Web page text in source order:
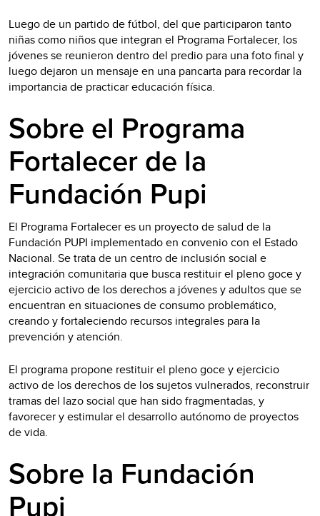
Luego de un partido de fútbol, del que participaron tanto
niñas como niños que integran el Programa Fortalecer, los
jóvenes se reunieron dentro del predio para una foto final y
luego dejaron un mensaje en una pancarta para recordar la
importancia de practicar educación física.
Sobre el Programa
Fortalecer de la
Fundación Pupi
El Programa Fortalecer es un proyecto de salud de la
Fundación PUPI implementado en convenio con el Estado
Nacional. Se trata de un centro de inclusión social e
integración comunitaria que busca restituir el pleno goce y
ejercicio activo de los derechos a jóvenes y adultos que se
encuentran en situaciones de consumo problemático,
creando y fortaleciendo recursos integrales para la
prevención y atención.
El programa propone restituir el pleno goce y ejercicio
activo de los derechos de los sujetos vulnerados, reconstruir
tramas del lazo social que han sido fragmentadas, y
favorecer y estimular el desarrollo autónomo de proyectos
de vida.
Sobre la Fundación
Pupi